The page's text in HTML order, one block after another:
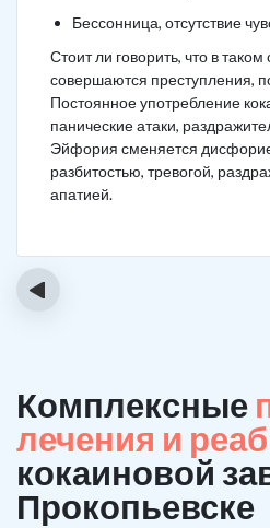
Бессонница, отсутствие
Стоит ли говорить, что в
совершаются преступления,
Постоянное употребление
панические атаки,
Эйфория сменяется
разбитостью, тревогой,
апатией.
‹
Комплексные
лечения и
кокаиновой
Прокопьевске